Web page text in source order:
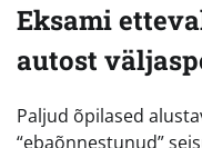
Eksami
autost
Paljud õpilased
“ebaõnnestunud”